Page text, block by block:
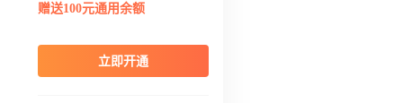
赠送100元通用余额
立即开通